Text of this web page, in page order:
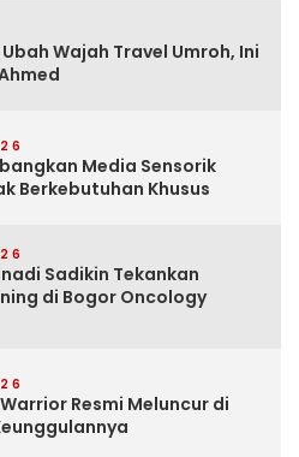
Wajah Travel Umroh, Ini
Media Sensorik
Berkebutuhan Khusus
Sadikin Tekankan
di Bogor Oncology
Resmi Meluncur di